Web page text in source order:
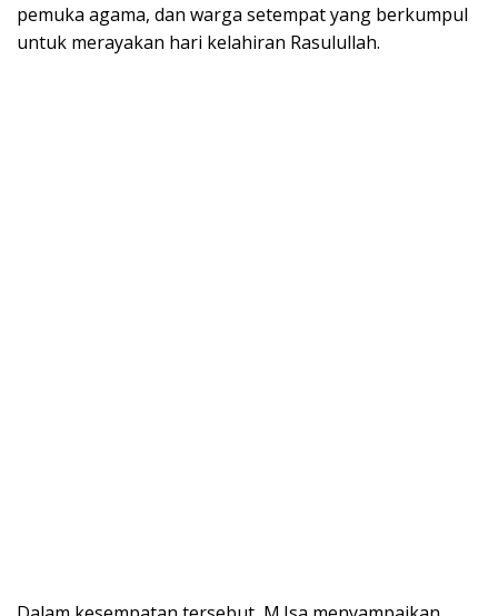
pemuka agama, dan warga setempat yang berkumpul
untuk merayakan hari kelahiran Rasulullah.